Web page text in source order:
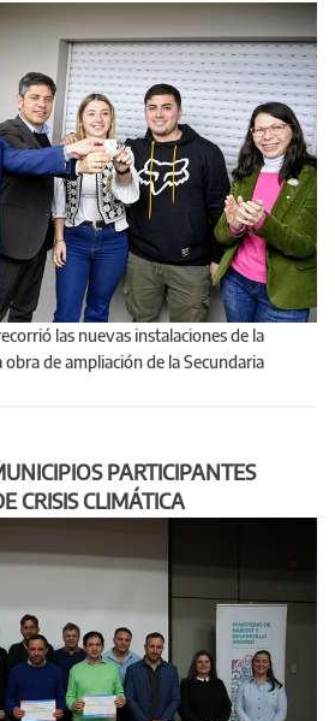
de ampliación de la Secundaria
PARTICIPANTES
CRISIS CLIMÁTICA